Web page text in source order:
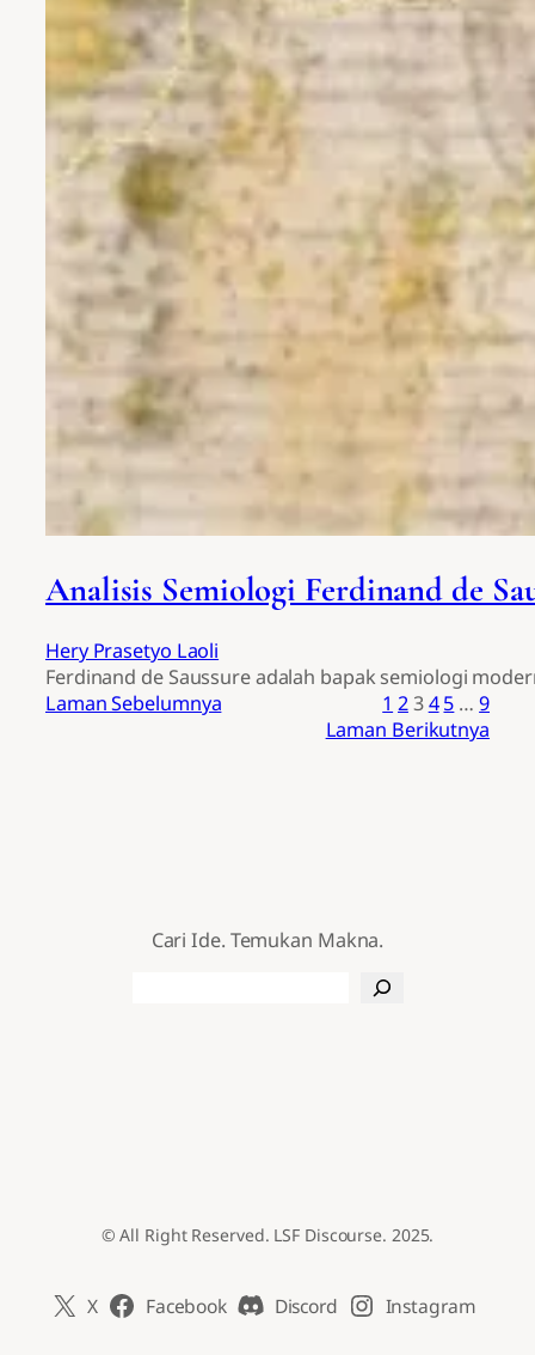
Analisis Semiologi Ferdinand de
Hery Prasetyo Laoli
Ferdinand de Saussure adalah bapak semiologi
Laman Sebelumnya
1 234 5 … 9
Laman Berikutnya
Cari Ide. Temukan Makna.
© All Right Reserved. LSF Discourse. 2025.
X Facebook Discord Instagram